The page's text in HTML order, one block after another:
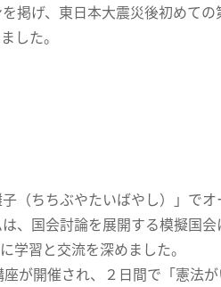
掲げ、東日本大震災後初めて
した。
（ちちぶやたいばやし）」で
、国会討論を展開する模擬国
学習と交流を深めました。
が開催され、２日間で「憲法